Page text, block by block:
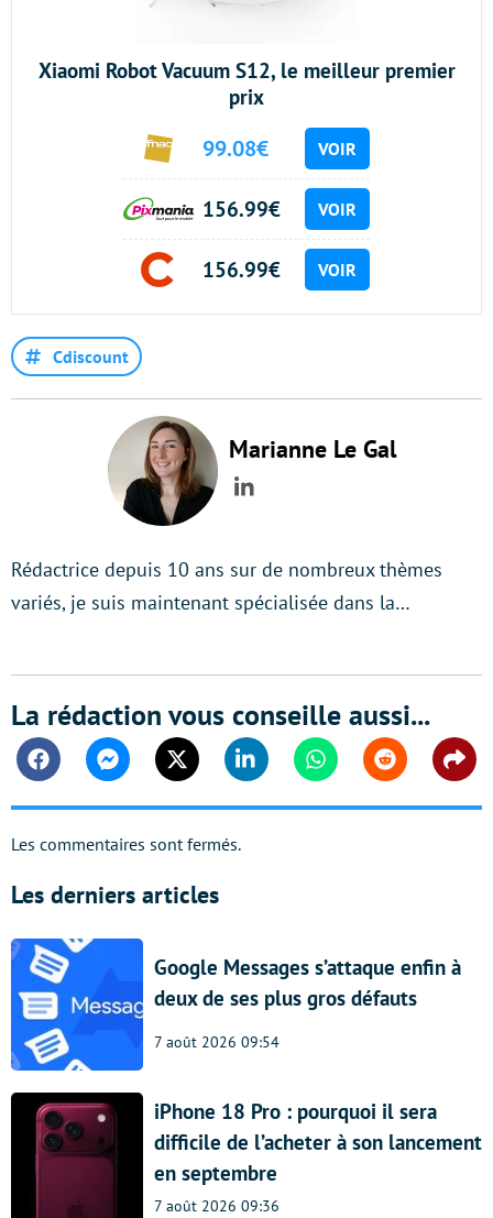
Xiaomi Robot Vacuum S12, le meilleur premier
prix
99.08€ VOIR
156.99€ VOIR
156.99€ VOIR
Cdiscount
Marianne Le Gal
LinkedIn
Rédactrice depuis 10 ans sur de nombreux thèmes
variés, je suis maintenant spécialisée dans la…
La rédaction vous conseille aussi...
FacebookMessengerTwitter Linkedin WhatsappReddit
Les commentaires sont fermés.
Les derniers articles
Google Messages s’attaque enfin à
deux de ses plus gros défauts
7 août 2026 09:54
iPhone 18 Pro : pourquoi il sera
difficile de l’acheter à son lancement
en septembre
7 août 2026 09:36